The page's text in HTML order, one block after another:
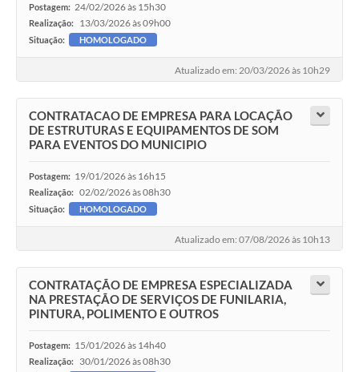
Postagem: 24/02/2026 às 15h30
Realização: 13/03/2026 às 09h00
Situação: HOMOLOGADO
Atualizado em: 20/03/2026 às 10h29
CONTRATACAO DE EMPRESA PARA LOCAÇÃO
DE ESTRUTURAS E EQUIPAMENTOS DE SOM
PARA EVENTOS DO MUNICIPIO
Postagem: 19/01/2026 às 16h15
Realização: 02/02/2026 às 08h30
Situação: HOMOLOGADO
Atualizado em: 07/08/2026 às 10h13
CONTRATAÇÃO DE EMPRESA ESPECIALIZADA
NA PRESTAÇÃO DE SERVIÇOS DE FUNILARIA,
PINTURA, POLIMENTO E OUTROS
Postagem: 15/01/2026 às 14h40
Realização: 30/01/2026 às 08h30